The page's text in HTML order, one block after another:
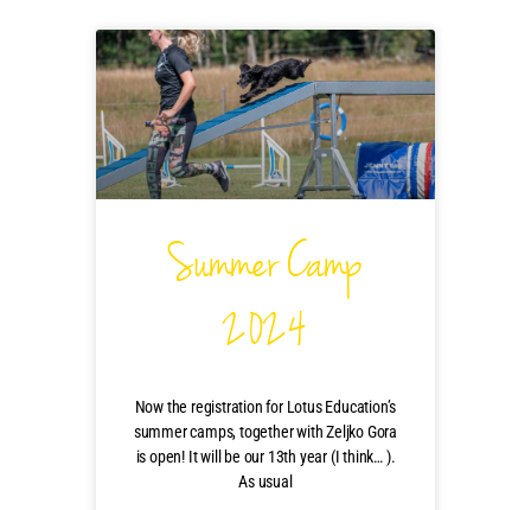
Summer Camp
2024
Now the registration for Lotus Education’s
summer camps, together with Zeljko Gora
is open! It will be our 13th year (I think… ).
As usual